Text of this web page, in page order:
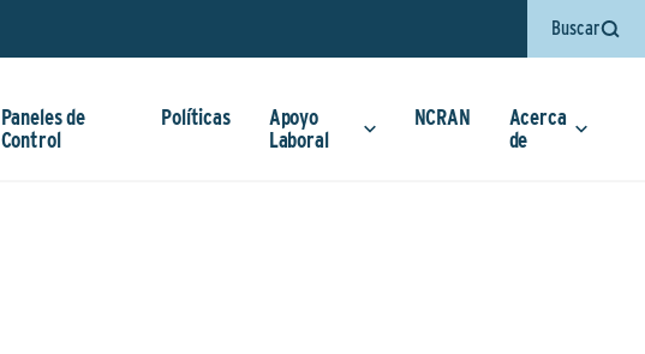
Buscar
Paneles de
Control
Políticas
Apoyo
Laboral
NCRAN
Acerca
de